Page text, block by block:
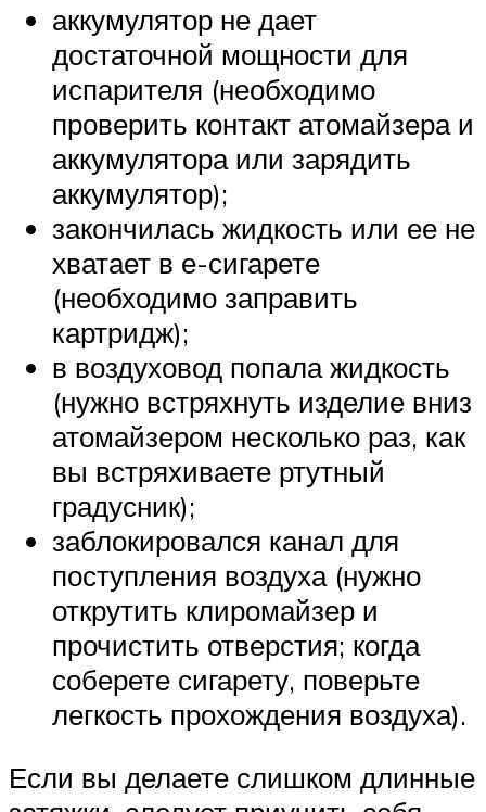
аккумулятор не дает
достаточной мощности для
испарителя (необходимо
проверить контакт атомайзера и
аккумулятора или зарядить
аккумулятор);
закончилась жидкость или ее не
хватает в е-сигарете
(необходимо заправить
картридж);
в воздуховод попала жидкость
(нужно встряхнуть изделие вниз
атомайзером несколько раз, как
вы встряхиваете ртутный
градусник);
заблокировался канал для
поступления воздуха (нужно
открутить клиромайзер и
прочистить отверстия; когда
соберете сигарету, поверьте
легкость прохождения воздуха).
Если вы делаете слишком длинные